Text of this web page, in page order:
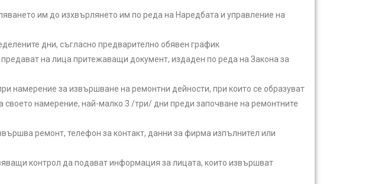
им до изхвърлянето им по реда на Наредбата и управление на
дни, съгласно предварително обявен график
на лица притежаващи документ, издаден по реда на Закона за
намерение за извършване на ремонтни дейности, при които се образуват
намерение, най-малко 3 /три/ дни преди започване на ремонтните
ремонт, телефон за контакт, данни за фирма изпълнител или
контрол да подават информация за лицата, които извършват